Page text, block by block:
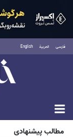
فارسی العربية English
مطالب پیشنهادی